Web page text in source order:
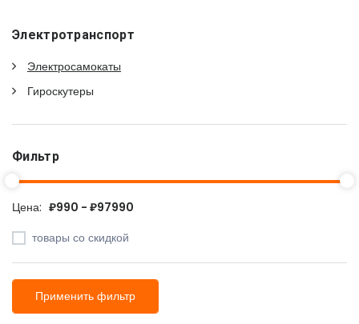
Электротранспорт
Электросамокаты
Гироскутеры
Фильтр
Цена: ₽990 - ₽97990
товары со скидкой
Применить фильтр